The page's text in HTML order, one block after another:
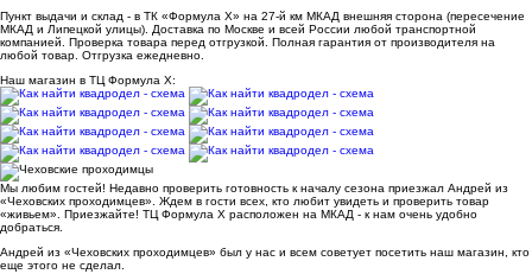
Пункт выдачи и склад - в ТК «Формула X» на 27-й км МКАД внешняя сторона (пересечение
МКАД и Липецкой улицы). Доставка по Москве и всей России любой транспортной
компанией. Проверка товара перед отгрузкой. Полная гарантия от производителя на
любой товар. Отгрузка ежедневно.
Наш магазин в ТЦ Формула Х:
Мы любим гостей! Недавно проверить готовность к началу сезона приезжал Андрей из
«Чеховских проходимцев». Ждем в гости всех, кто любит увидеть и проверить товар
«живьем». Приезжайте! ТЦ Формула Х расположен на МКАД - к нам очень удобно
добраться.
Андрей из «Чеховских проходимцев» был у нас и всем советует посетить наш магазин, кто
еще этого не сделал.